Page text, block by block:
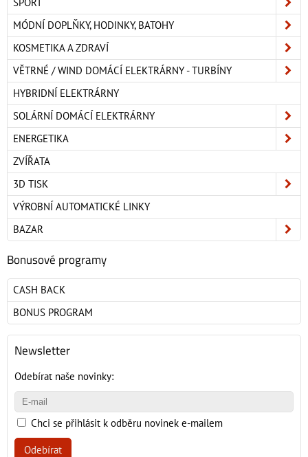
MÓDNÍ DOPLŇKY, HODINKY, BATOHY
KOSMETIKA A ZDRAVÍ
VĚTRNÉ / WIND DOMÁCÍ ELEKTRÁRNY - TURBÍNY
HYBRIDNÍ ELEKTRÁRNY
SOLÁRNÍ DOMÁCÍ ELEKTRÁRNY
ENERGETIKA
ZVÍŘATA
3D TISK
VÝROBNÍ AUTOMATICKÉ LINKY
BAZAR
Bonusové programy
CASH BACK
BONUS PROGRAM
Newsletter
Odebírat naše novinky:
Chci se přihlásit k odběru novinek e-mailem
Odebírat